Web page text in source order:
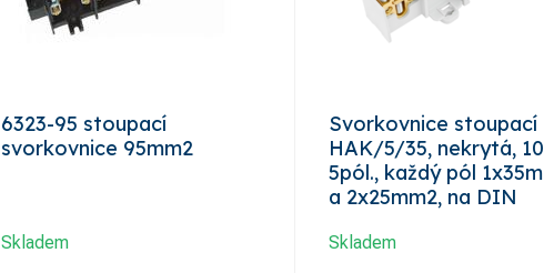
6323-95 stoupací
svorkovnice 95mm2
Skladem
Svorkovnice stoupací
HAK/5/35, nekrytá,
5pól., každý pól
a 2x25mm2, na DIN
Skladem